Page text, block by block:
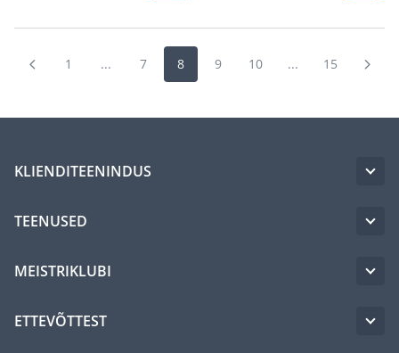
1 ... 7 8 9 10 ... 15
KLIENDITEENINDUS
TEENUSED
MEISTRIKLUBI
ETTEVÕTTEST